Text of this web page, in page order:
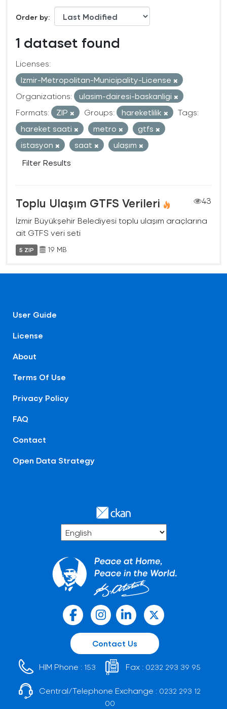
Order by
1 dataset found
Licenses:
Izmir-Metropolitan-Municipality-License
Organizations:
ulasim-dairesi-baskanligi
Formats:
ZIP Groups: hareketlilik
Tags:
hareket saati
metro
gtfs
istasyon
saat
ulaşım
Filter Results
Toplu Ulaşım GTFS Verileri
43
İzmir Büyükşehir Belediyesi toplu ulaşım araçlarına
ait GTFS veri seti
5 ZIP 19 MB
User Guide
License
About
Terms Of Use
Privacy Policy
FAQ
Contact
Open Data Strategy
Contact Us
HIM Phone : 153 Fax : 0232 293 39 95
Central/Telephone Exchange : 0232 293 12
00